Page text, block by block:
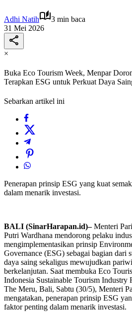
Adhi Natih
3 min baca
31 Mei 2026
×
Buka Eco Tourism Week, Menpar
Terapkan ESG untuk Perkuat Daya
Sebarkan artikel ini
Penerapan prinsip ESG yang kuat
dalam menarik investasi.
BALI (SinarHarapan.id)–Menteri
Putri Wardhana mendorong pelaku
mengimplementasikan prinsip
Governance (ESG) sebagai bagian dari
daya saing sekaligus mewujudkan
berkelanjutan. Saat membuka Eco
Indonesia Sustainable Tourism
The Meru, Bali, Sabtu (30/5), Menteri
mengatakan, penerapan prinsip ESG
faktor penting dalam menarik investasi.